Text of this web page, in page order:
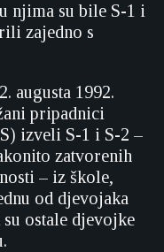
njima su bile S-1 i
zajedno s
augusta 1992.
pripadnici
izveli S-1 i S-2 –
zatvorenih
– iz škole,
od djevojaka
ostale djevojke